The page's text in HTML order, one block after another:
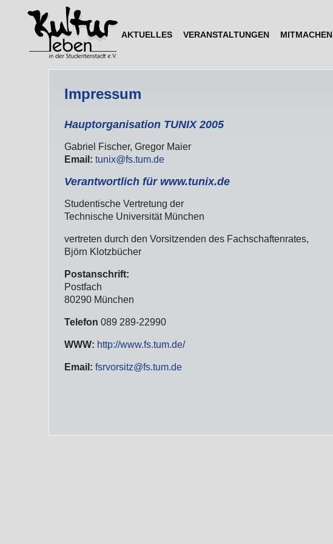
AKTUELLES VERANSTALTUNGEN MITMACHEN
Impressum
Hauptorganisation TUNIX 2005
Gabriel Fischer, Gregor Maier
Email: tunix@fs.tum.de
Verantwortlich für www.tunix.de
Studentische Vertretung der
Technische Universität München
vertreten durch den Vorsitzenden des Fachschaftenrates,
Björn Klotzbücher
Postanschrift:
Postfach
80290 München
Telefon 089 289-22990
WWW: http://www.fs.tum.de/
Email: fsrvorsitz@fs.tum.de